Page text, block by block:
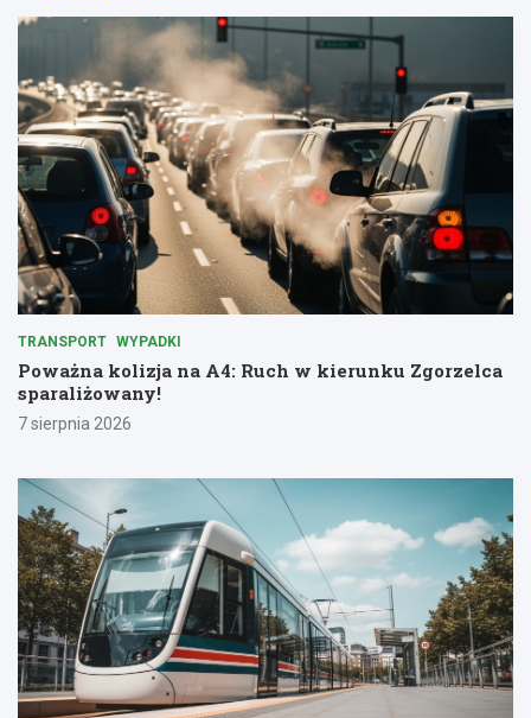
TRANSPORT WYPADKI
Poważna kolizja na A4: Ruch w kierunku Zgorzelca
sparaliżowany!
7 sierpnia 2026